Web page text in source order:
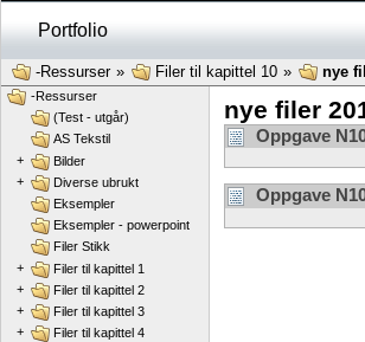
Portfolio
-Ressurser» Filer til kapittel 10 » nye
nye filer
Oppgave
Oppgave
-Ressurser
(Test - utgår)
AS Tekstil
+
Bilder
+
Diverse ubrukt
Eksempler
Eksempler - powerpoint
Filer Stikk
+
Filer til kapittel 1
+
Filer til kapittel 2
+
Filer til kapittel 3
+
Filer til kapittel 4